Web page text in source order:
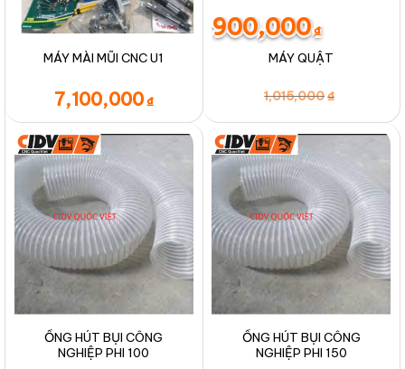
MÁY MÀI MŨI CNC U1
7,100,000 ₫
MÁY QUẬT
1,015,000₫
là:
900,000₫
tại
là:
900,000₫.
ỐNG HÚT BỤI CÔNG
NGHIỆP PHI 100
ỐNG HÚT BỤI CÔNG
NGHIỆP PHI 150